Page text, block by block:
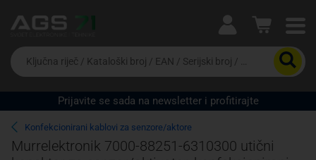
Ova postavka prilagođava asortiman proizvoda i
cijene vašim potrebama.
Da
biste
potražili
proizvod,
unesite
ključnu
riječ,
kataloški
Prijavite se sada na newsletter i profitirajte
Konfekcionirani kablovi za senzore/aktore
Murrelektronik 7000-88251-6310300 utični